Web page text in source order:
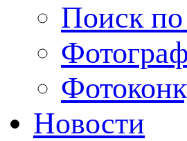
Поиск
Новости